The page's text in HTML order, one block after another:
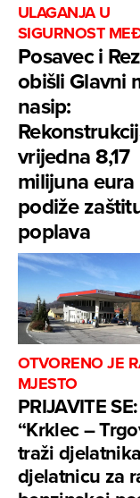
ULAGANJA U
SIGURNOST
Posavec i
obišli Glavni
nasip:
vrijedna 8,17
milijuna eura
podiže
poplava
OTVORENO JE
MJESTO
PRIJAVITE SE:
“Krklec –
traži
djelatnicu za